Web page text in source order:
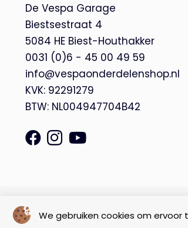
We gebruiken cookies om
De Vespa Garage
Biestsestraat 4
5084 HE Biest-Houthakker
0031 (0)6 - 45 00 49 59
info@vespaonderdelenshop.nl
KVK: 92291279
BTW: NL004947704B42
© Copyright 2026 – De Vespa Garage |